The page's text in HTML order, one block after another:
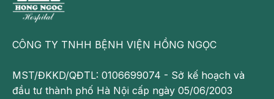
chứa camera ghi lại và truyền ra ngoài. Phẫu thuật viên
sẽ quan sát trên màn hình và di chuyển dụng cụ mổ để
lấy đi phần đại tràng bị tổn thương.
ngắn để đưa bệnh phẩm sau khi đã cắt bỏ ra khỏi ổ bụng.
CÔNG TY TNHH BỆNH VIỆN HỒNG NGỌC
MST/ĐKKD/QĐTL: 0106699074 - Sở kế hoạch và
đầu tư thành phố Hà Nội cấp ngày 05/06/2003